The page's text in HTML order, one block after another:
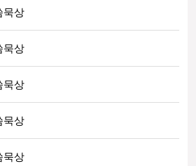
묵상
묵상
묵상
묵상
묵상